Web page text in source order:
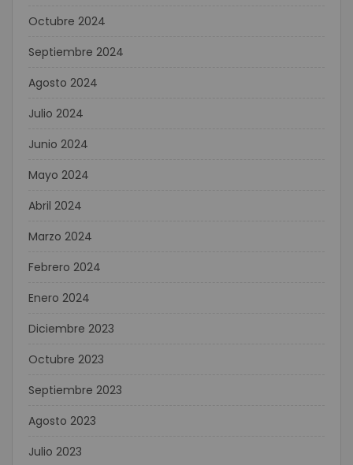
Octubre 2024
Septiembre 2024
Agosto 2024
Julio 2024
Junio 2024
Mayo 2024
Abril 2024
Marzo 2024
Febrero 2024
Enero 2024
Diciembre 2023
Octubre 2023
Septiembre 2023
Agosto 2023
Julio 2023